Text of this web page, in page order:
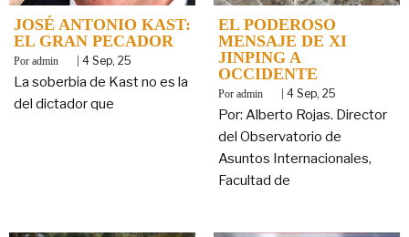
JOSÉ ANTONIO KAST:
EL GRAN PECADOR
By admin | 4 Sep, 25
La soberbia de Kast no es la
del dictador que
EL PODEROSO
MENSAJE DE XI
JINPING A
OCCIDENTE
By admin | 4 Sep, 25
Por: Alberto Rojas. Director
del Observatorio de
Asuntos Internacionales,
Facultad de